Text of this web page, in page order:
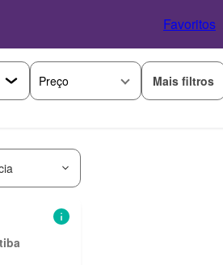
Favoritos
Preço Mais filtros